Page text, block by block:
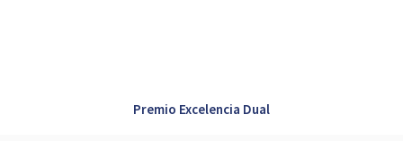
Premio Excelencia Dual